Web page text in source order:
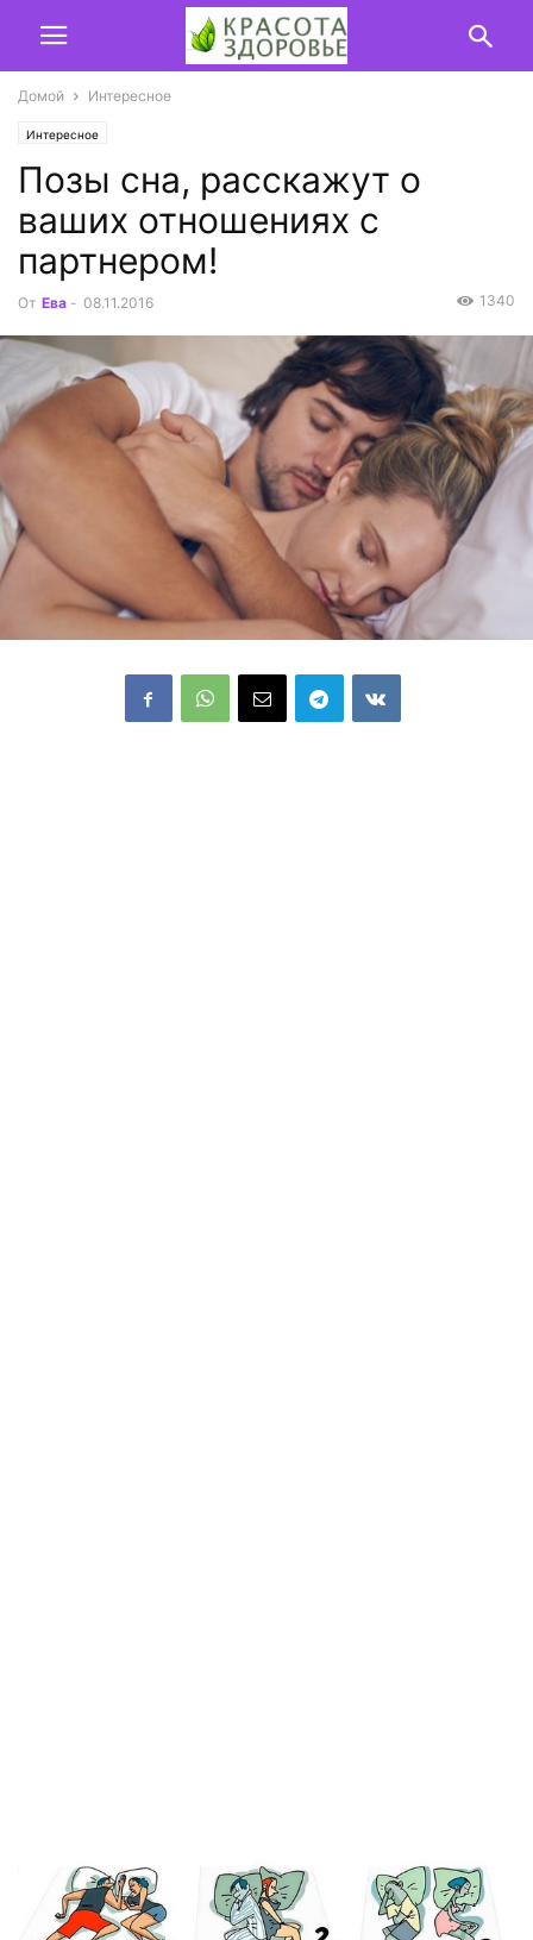
Домой Интересное
Интересное
Позы сна, расскажут о
ваших отношениях с
партнером!
От Ева - 08.11.2016 1340